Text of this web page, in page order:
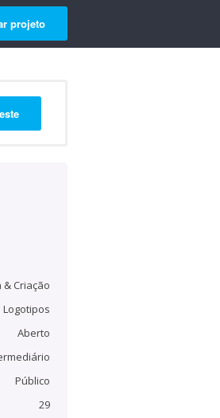
projeto
& Criação
Logotipos
Aberto
Público
29